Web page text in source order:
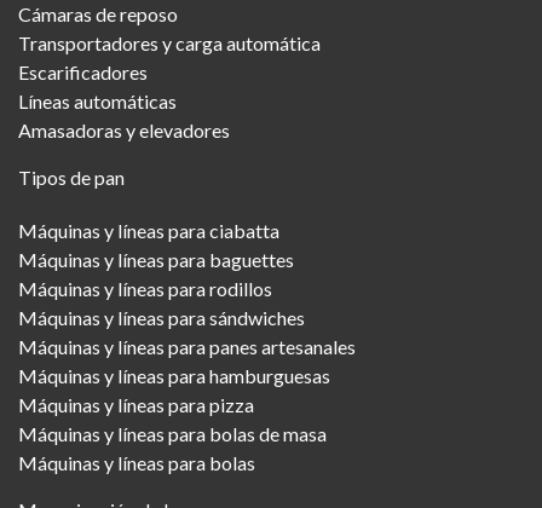
Cámaras de reposo
Transportadores y carga automática
Escarificadores
Líneas automáticas
Amasadoras y elevadores
Tipos de pan
Máquinas y líneas para ciabatta
Máquinas y líneas para baguettes
Máquinas y líneas para rodillos
Máquinas y líneas para sándwiches
Máquinas y líneas para panes artesanales
Máquinas y líneas para hamburguesas
Máquinas y líneas para pizza
Máquinas y líneas para bolas de masa
Máquinas y líneas para bolas